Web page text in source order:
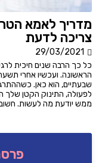
מדריך לאמא
צריכה לדעת
29/03/2021
כל כך הרבה שנים חיכית
הראשונה. ועכשיו אחרי
שבעתיים, הוא כאן.
לפעולה, התינוק הקטן שלך
ממש יודעת מה לעשות.